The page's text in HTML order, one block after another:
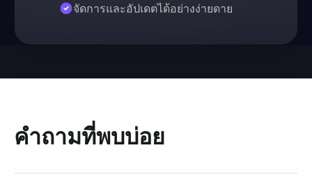
จัดการและอัปเดตได้อย่างง่ายดาย
คำถามที่พบบ่อย